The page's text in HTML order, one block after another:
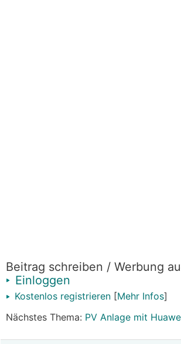
Beitrag schreiben / Werbung
Einloggen
Kostenlos registrieren [Mehr Infos]
Nächstes Thema: PV Anlage mit